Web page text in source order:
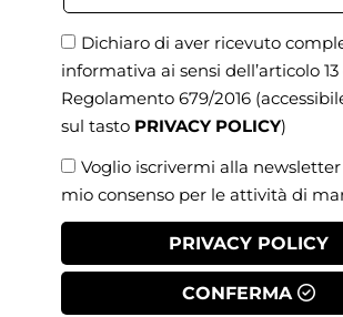
Dichiaro di aver ricevuto
informativa ai sensi dell’articolo 13
Regolamento 679/2016
sul tasto PRIVACY POLICY)
Voglio iscrivermi alla
mio consenso per le attività di
PRIVACY POLICY
CONFERMA